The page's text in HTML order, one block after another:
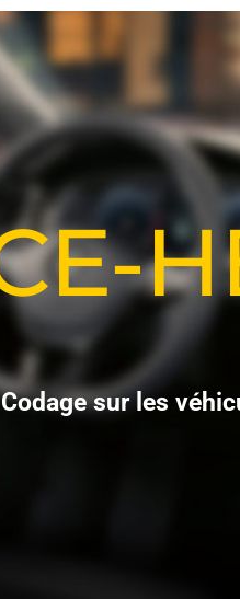
Codage sur les véhic